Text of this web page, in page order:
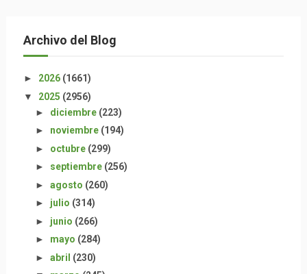
Archivo del Blog
► 2026 (1661)
▼ 2025 (2956)
► diciembre (223)
► noviembre (194)
► octubre (299)
► septiembre (256)
► agosto (260)
► julio (314)
► junio (266)
► mayo (284)
► abril (230)